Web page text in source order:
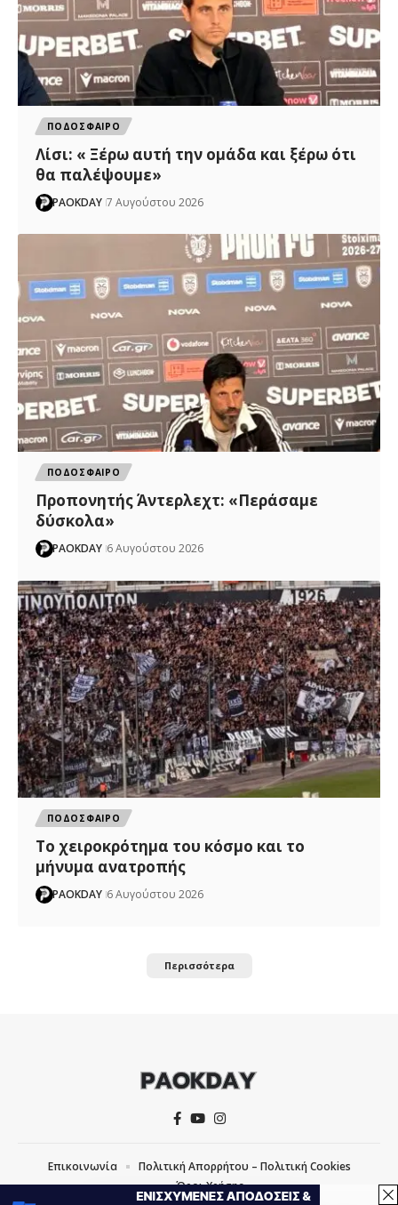
ΠΟΔΟΣΦΑΙΡΟ
Λίσι: « Ξέρω αυτή την ομάδα και ξέρω ότι
θα παλέψουμε»
PAOKDAY 7 Αυγούστου 2026
ΠΟΔΟΣΦΑΙΡΟ
Προπονητής Άντερλεχτ: «Περάσαμε
δύσκολα»
PAOKDAY 6 Αυγούστου 2026
ΠΟΔΟΣΦΑΙΡΟ
Το χειροκρότημα του κόσμο και το
μήνυμα ανατροπής
PAOKDAY 6 Αυγούστου 2026
Περισσότερα
Επικοινωνία
Πολιτική Απορρήτου – Πολιτική Cookies
Όροι Χρήσης